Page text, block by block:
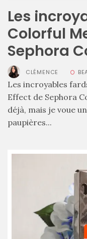
Les
Colorful
Sephora
CLÉMENCE
Les incroyables
Effect de Sephora
déjà, mais je voue
paupières...